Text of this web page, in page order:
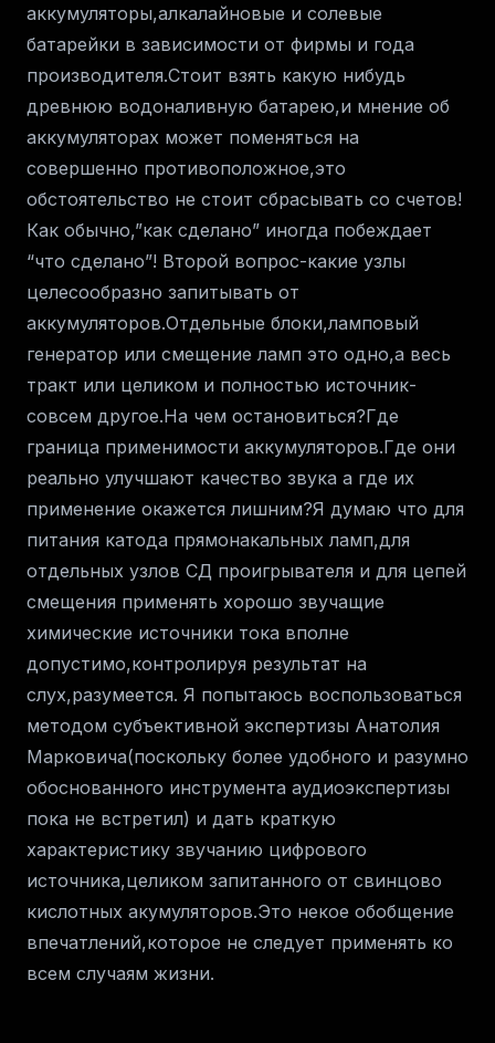
аккумуляторы,алкалайновые и солевые
батарейки в зависимости от фирмы и года
производителя.Стоит взять какую нибудь
древнюю водоналивную батарею,и мнение об
аккумуляторах может поменяться на
совершенно противоположное,это
обстоятельство не стоит сбрасывать со счетов!
Как обычно,”как сделано” иногда побеждает
“что сделано”! Второй вопрос-какие узлы
целесообразно запитывать от
аккумуляторов.Отдельные блоки,ламповый
генератор или смещение ламп это одно,а весь
тракт или целиком и полностью источник-
совсем другое.На чем остановиться?Где
граница применимости аккумуляторов.Где они
реально улучшают качество звука а где их
применение окажется лишним?Я думаю что для
питания катода прямонакальных ламп,для
отдельных узлов СД проигрывателя и для цепей
смещения применять хорошо звучащие
химические источники тока вполне
допустимо,контролируя результат на
слух,разумеется. Я попытаюсь воспользоваться
методом субъективной экспертизы Анатолия
Марковича(поскольку более удобного и разумно
обоснованного инструмента аудиоэкспертизы
пока не встретил) и дать краткую
характеристику звучанию цифрового
источника,целиком запитанного от свинцово
кислотных акумуляторов.Это некое обобщение
впечатлений,которое не следует применять ко
всем случаям жизни.